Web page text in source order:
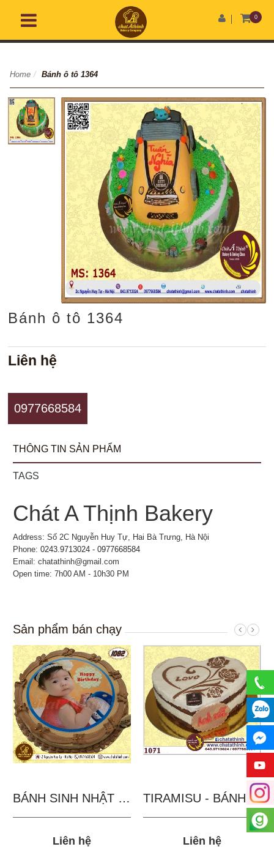
0
Home / Bánh ô tô 1364
Bánh ô tô 1364
Liên hệ
0977668584
THÔNG TIN SẢN PHẨM
TAGS
Chát A Thịnh Bakery
Address: Số 2C Nguyễn Huy Tự, Hai Bà Trưng, Hà Nội
Phone:0243.9713024 - 0977668584
Email: chatathinh@gmail.com
Open time: 7h00 AM - 10h30 PM
Sản phẩm bán chạy
BÁNH SINH NHẬT IN...
Liên hệ
TIRAMISU - BÁNH TẶNG...
Liên hệ